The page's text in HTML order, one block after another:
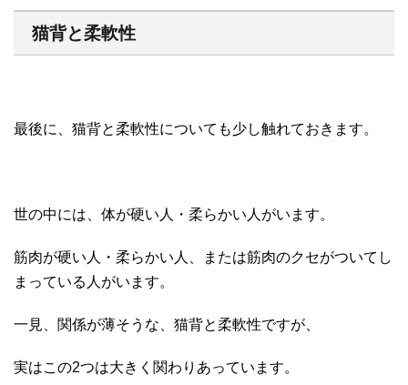
猫背と柔軟性
最後に、猫背と柔軟性についても少し触れておきます。
世の中には、体が硬い人・柔らかい人がいます。
筋肉が硬い人・柔らかい人、または筋肉のクセがついてし
まっている人がいます。
一見、関係が薄そうな、猫背と柔軟性ですが、
実はこの2つは大きく関わりあっています。